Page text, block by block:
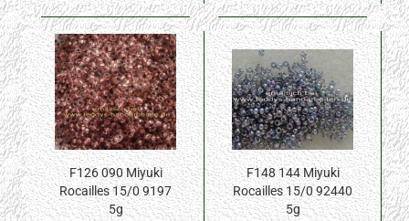
F126 090 Miyuki
Rocailles 15/0 9197
5g
F148 144 Miyuki
Rocailles 15/0 92440
5g